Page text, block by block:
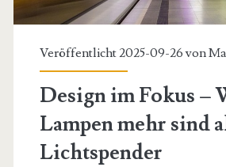
Veröffentlicht 2025-09-26 von
Design im Fokus –
Lampen mehr sind
Lichtspender